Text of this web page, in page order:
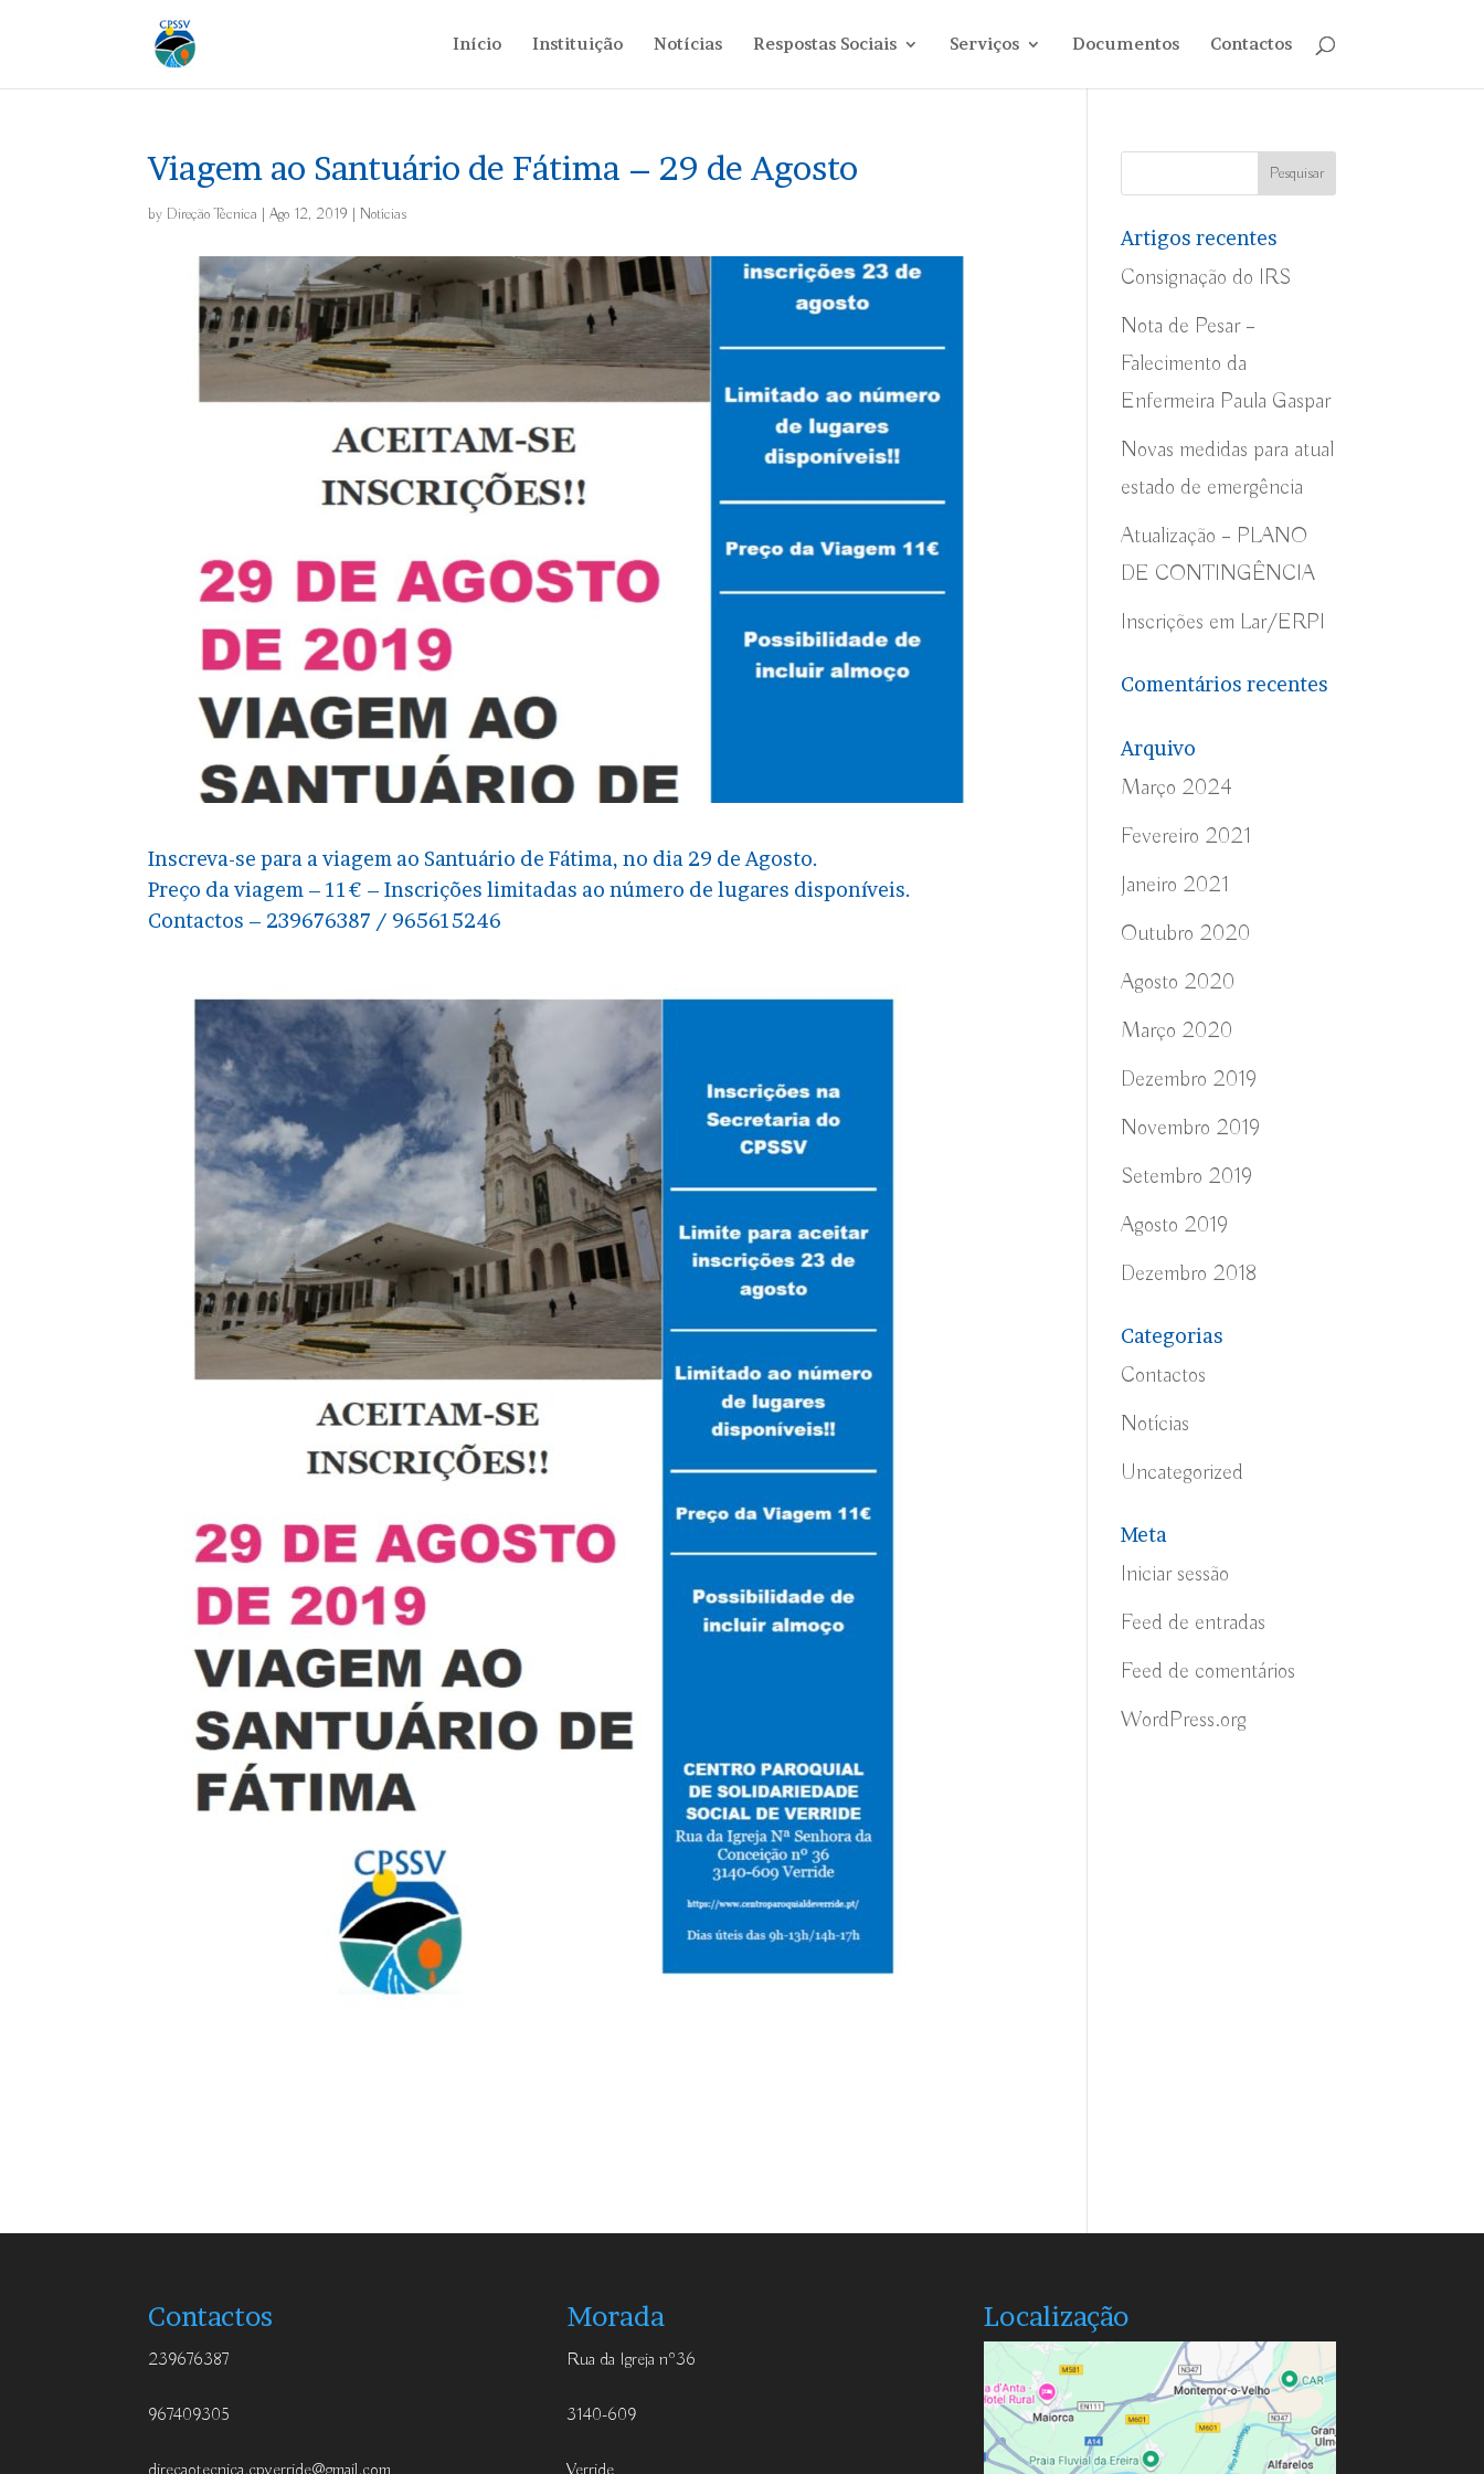
Início Instituição Notícias Respostas Sociais Serviços Documentos Contactos
Viagem ao Santuário de Fátima – 29 de Agosto
by Direção Técnica |Ago 12, 2019 |Notícias
Inscreva-se para a viagem ao Santuário de Fátima, no dia 29 de Agosto.
Preço da viagem – 11€ – Inscrições limitadas ao número de lugares disponíveis.
Contactos – 239676387 / 965615246
Artigos recentes
Consignação do IRS
Nota de Pesar –
Falecimento da
Enfermeira Paula Gaspar
Novas medidas para atual
estado de emergência
Atualização – PLANO
DE CONTINGÊNCIA
Inscrições em Lar/ERPI
Comentários recentes
Arquivo
Março 2024
Fevereiro 2021
Janeiro 2021
Outubro 2020
Agosto 2020
Março 2020
Dezembro 2019
Novembro 2019
Setembro 2019
Agosto 2019
Dezembro 2018
Categorias
Contactos
Notícias
Uncategorized
Meta
Iniciar sessão
Feed de entradas
Feed de comentários
WordPress.org
Contactos
239676387
967409305
Morada
Rua da Igreja nº36
3140-609
Localização